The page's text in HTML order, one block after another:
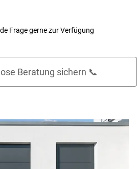
Frage gerne zur Verfügung